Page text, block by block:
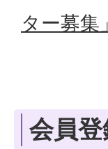
ター募集
会員